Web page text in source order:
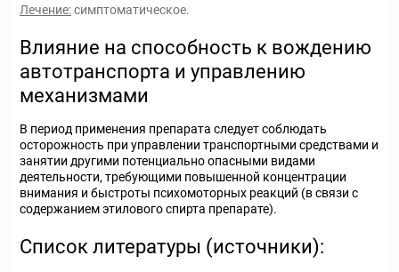
Лечение:симптоматическое.
Влияние на способность к вождению
автотранспорта и управлению
механизмами
В период применения препарата следует соблюдать
осторожность при управлении транспортными средствами и
занятии другими потенциально опасными видами
деятельности, требующими повышенной концентрации
внимания и быстроты психомоторных реакций (в связи с
содержанием этилового спирта препарате).
Список литературы (источники):